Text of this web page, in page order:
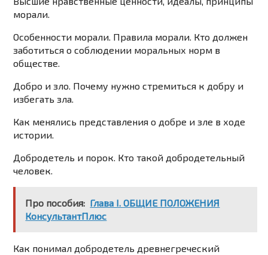
морали.
Особенности морали. Правила морали. Кто должен
заботиться о соблюдении моральных норм в
обществе.
Добро и зло. Почему нужно стремиться к добру и
избегать зла.
Как менялись представления о добре и зле в ходе
истории.
Добродетель и порок. Кто такой добродетельный
человек.
Про пособия: Глава I. ОБЩИЕ ПОЛОЖЕНИЯ
КонсультантПлюс
Как понимал добродетель древнегреческий